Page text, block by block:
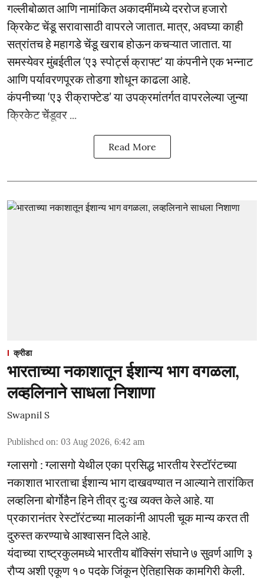
गल्लीबोळात आणि नामांकित अकादमींमध्ये दररोज हजारो
क्रिकेट चेंडू सरावासाठी वापरले जातात. मात्र, अवघ्या काही
सत्रांतच हे महागडे चेंडू खराब होऊन कचऱ्यात जातात. या
समस्येवर मुंबईतील ‘ए३ स्पोर्ट्स क्राफ्ट’ या कंपनीने एक भन्नाट
आणि पर्यावरणपूरक तोडगा शोधून काढला आहे.
कंपनीच्या ‘ए३ रीक्राफ्टेड’ या उपक्रमांतर्गत वापरलेल्या जुन्या
क्रिकेट चेंडूवर ...
Read More
क्रीडा
भारताच्या नकाशातून ईशान्य भाग वगळला,
लव्हलिनाने साधला निशाणा
Swapnil S
Published on: 03 Aug 2026, 6:42 am
ग्लासगो : ग्लासगो येथील एका प्रसिद्ध भारतीय रेस्टॉरंटच्या
नकाशात भारताचा ईशान्य भाग दाखवण्यात न आल्याने तारांकित
लव्हलिना बोर्गोहैन हिने तीव्र दुःख व्यक्त केले आहे. या
प्रकारानंतर रेस्टॉरंटच्या मालकांनी आपली चूक मान्य करत ती
दुरुस्त करण्याचे आश्वासन दिले आहे.
यंदाच्या राष्ट्रकुलमध्ये भारतीय बॉक्सिंग संघाने ७ सुवर्ण आणि ३
रौप्य अशी एकूण १० पदके जिंकून ऐतिहासिक कामगिरी केली.